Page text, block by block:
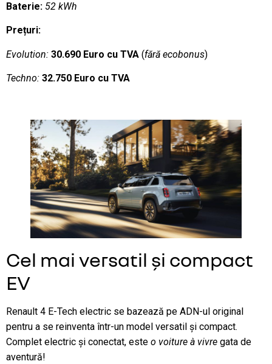
Baterie: 52 kWh
Prețuri:
Evolution: 30.690 Euro cu TVA (fără ecobonus)
Techno: 32.750 Euro cu TVA
Cel mai versatil și compact
EV
Renault 4 E-Tech electric se bazează pe ADN-ul original
pentru a se reinventa într-un model versatil și compact.
Complet electric și conectat, este o voiture à vivre gata de
aventură!